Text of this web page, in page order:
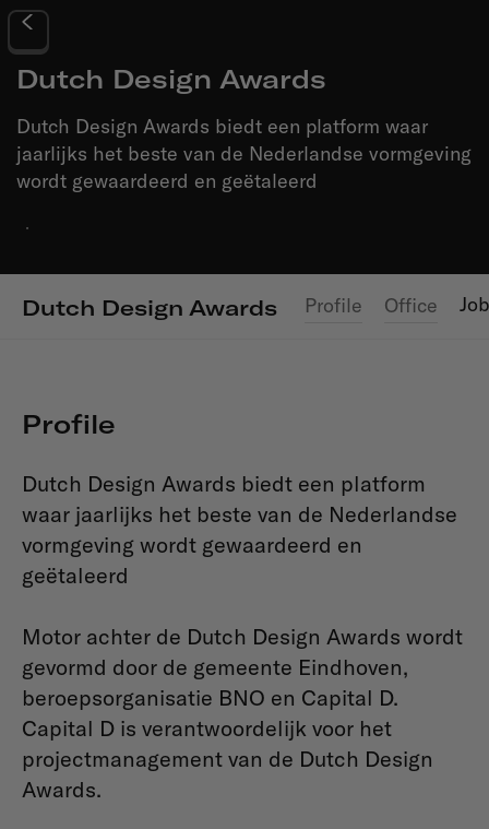
Dutch Design Awards
Dutch Design Awards biedt een platform waar
jaarlijks het beste van de Nederlandse vormgeving
wordt gewaardeerd en geëtaleerd
·
Dutch Design Awards Profile Office
Profile
Dutch Design Awards biedt een platform
waar jaarlijks het beste van de Nederlandse
vormgeving wordt gewaardeerd en
geëtaleerd
Motor achter de Dutch Design Awards wordt
gevormd door de gemeente Eindhoven,
beroepsorganisatie BNO en Capital D.
Capital D is verantwoordelijk voor het
projectmanagement van de Dutch Design
Awards.